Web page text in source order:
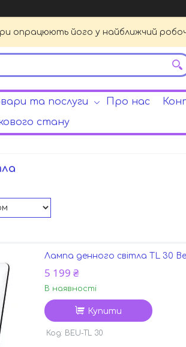
опрацюють його у найближчий
та послуги Про нас
стану
Лампа денного світла TL 30
5 199 ₴
В наявності
Купити
BEU-TL 30